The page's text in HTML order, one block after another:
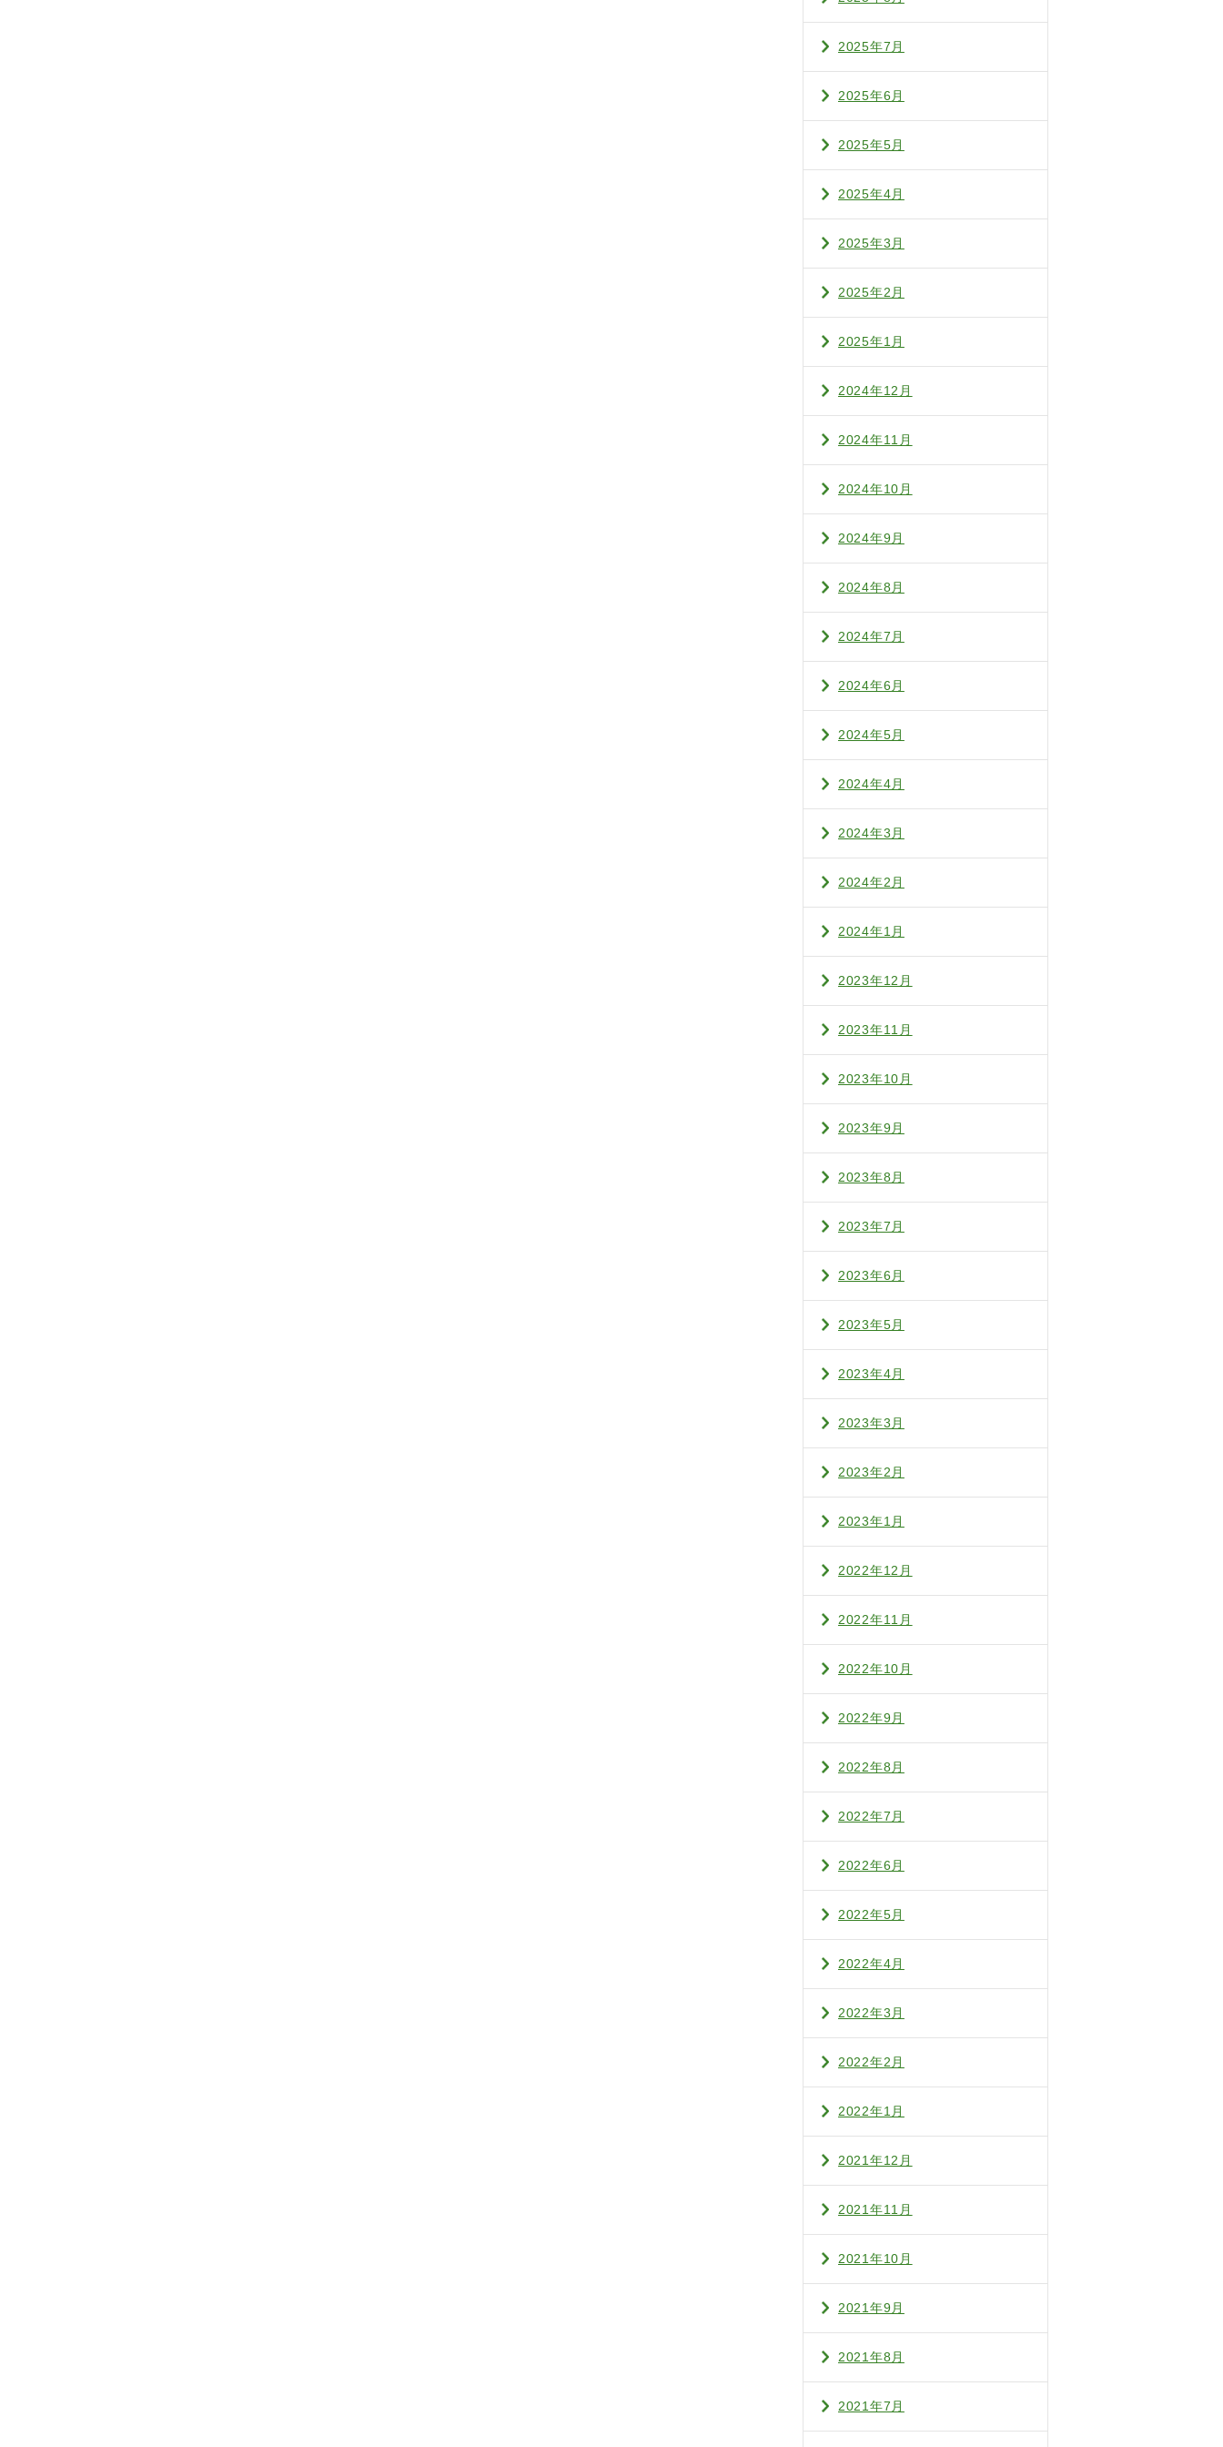
2025年7月
2025年6月
2025年5月
2025年4月
2025年3月
2025年2月
2025年1月
2024年12月
2024年11月
2024年10月
2024年9月
2024年8月
2024年7月
2024年6月
2024年5月
2024年4月
2024年3月
2024年2月
2024年1月
2023年12月
2023年11月
2023年10月
2023年9月
2023年8月
2023年7月
2023年6月
2023年5月
2023年4月
2023年3月
2023年2月
2023年1月
2022年12月
2022年11月
2022年10月
2022年9月
2022年8月
2022年7月
2022年6月
2022年5月
2022年4月
2022年3月
2022年2月
2022年1月
2021年12月
2021年11月
2021年10月
2021年9月
2021年8月
2021年7月